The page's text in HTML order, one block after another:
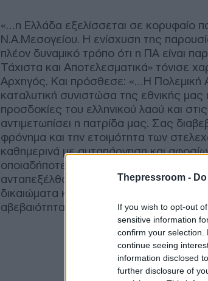
Thepressroom -
If you wish to opt-out
sensitive information
confirm your
continue seeing
information disclosed
further disclosure of
«…η Ελλάδα εξελίσσεται σε κορυφαίο
Ν.Α.Μεσογείου. Η ενίσχυση της
πλέον δυναμικό τρόπο ότι η ΠΑ είναι
Τάχιστα και Αποτελεσματικά» τόνισε
Αρχηγός. Και πρόσθεσε: «…Η Πολεμική
καταλυτική συνιστώσα της εθνικής μας
προσδοκίες του ελληνικού λαού και
αντιμετωπίσει η πατρίδα μας. Σας
φρόνημα και την ετοιμότητα των
καθημερινά με αυταπάρνηση και
οποιαδήποτε περίσταση ή πρόκληση
ανταπεξέλθουμε, προκειμένου να
δικαιώματα και τα εθνικά μας
αβεβαιότητα, εμείς απαντούμε με